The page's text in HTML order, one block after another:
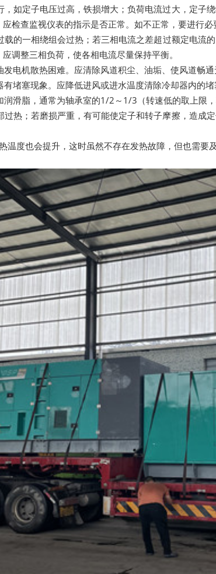
如定子电压过高，铁损增大；负荷电流过大，定子
检查监视仪表的指示是否正常。如不正常，要进行
的一相绕组会过热；若三相电流之差超过额定电流
调整三相负荷，使各相电流尽量保持平衡。
电机散热困难。应清除风道积尘、油垢、使风道畅通
堵塞现象。应降低进风或进水温度清除冷却器内的
滑脂，通常为轴承室的1/2～1/3（转速低的取上限
热；若磨损严重，有可能使定子和转子摩擦，造成
温度也会提升，这时虽然不存在发热故障，但也需要